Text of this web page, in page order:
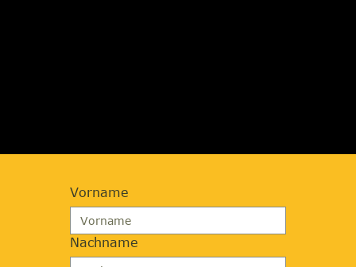
Vorname
Nachname